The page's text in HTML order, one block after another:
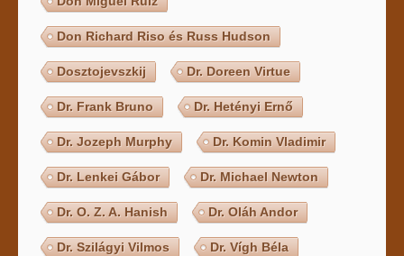
Don Richard Riso és Russ Hudson
Dosztojevszkij Dr. Doreen Virtue
Dr. Frank Bruno Dr. Hetényi Ernő
Dr. Jozeph Murphy Dr. Komin Vladimir
Dr. Lenkei Gábor Dr. Michael Newton
Dr. O. Z. A. Hanish Dr. Oláh Andor
Dr. Szilágyi Vilmos Dr. Vígh Béla